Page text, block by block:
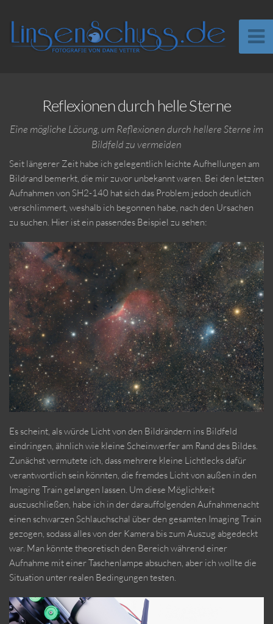
Reflexionen durch helle Sterne
Eine mögliche Lösung, um Reflexionen durch hellere Sterne im
Bildfeld zu vermeiden
Seit längerer Zeit habe ich gelegentlich leichte Aufhellungen am
Bildrand bemerkt, die mir zuvor unbekannt waren. Bei den letzten
Aufnahmen von SH2-140 hat sich das Problem jedoch deutlich
verschlimmert, weshalb ich begonnen habe, nach den Ursachen
zu suchen. Hier ist ein passendes Beispiel zu sehen:
Es scheint, als würde Licht von den Bildrändern ins Bildfeld
eindringen, ähnlich wie kleine Scheinwerfer am Rand des Bildes.
Zunächst vermutete ich, dass mehrere kleine Lichtlecks dafür
verantwortlich sein könnten, die fremdes Licht von außen in den
Imaging Train gelangen lassen. Um diese Möglichkeit
auszuschließen, habe ich in der darauffolgenden Aufnahmenacht
einen schwarzen Schlauchschal über den gesamten Imaging Train
gezogen, sodass alles von der Kamera bis zum Auszug abgedeckt
war. Man könnte theoretisch den Bereich während einer
Aufnahme mit einer Taschenlampe absuchen, aber ich wollte die
Situation unter realen Bedingungen testen.